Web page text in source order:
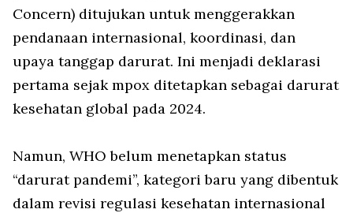
Concern) ditujukan untuk menggerakkan
pendanaan internasional, koordinasi, dan
upaya tanggap darurat. Ini menjadi deklarasi
pertama sejak mpox ditetapkan sebagai darurat
kesehatan global pada 2024.
Namun, WHO belum menetapkan status
“darurat pandemi”, kategori baru yang dibentuk
dalam revisi regulasi kesehatan internasional